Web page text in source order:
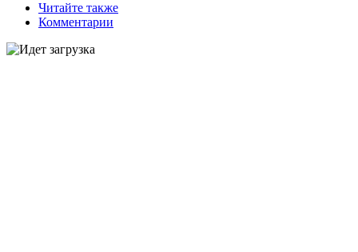
Читайте также
Комментарии